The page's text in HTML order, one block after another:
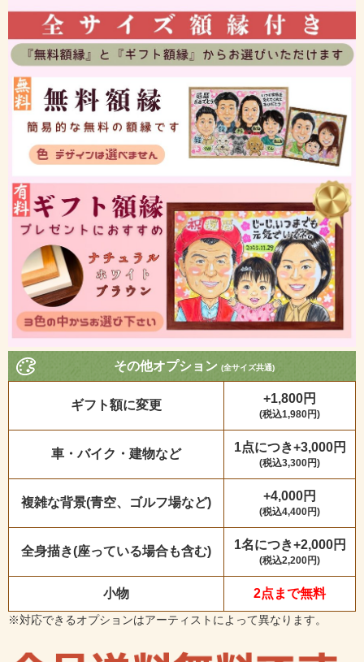
その他オプション (全サイズ共通)
ギフト額に変更 +1,800円
(税込1,980円)
車・バイク・建物など 1点につき+3,000円
(税込3,300円)
複雑な背景(青空、ゴルフ場など) +4,000円
(税込4,400円)
全身描き(座っている場合も含む) 1名につき+2,000円
(税込2,200円)
小物 2点まで無料
※対応できるオプションはアーティストによって異なります。